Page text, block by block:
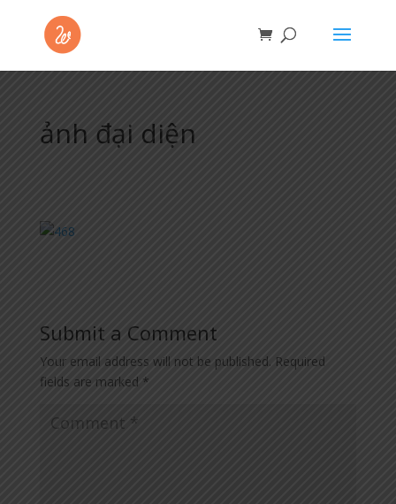
ảnh đại diện
Submit a Comment
Your email address will not be published. Required
fields are marked *